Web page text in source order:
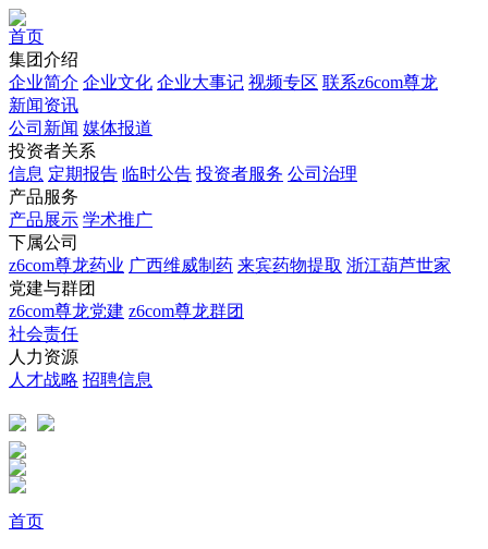
首页
集团介绍
企业简介 企业文化 企业⼤事记 视频专区 联系z6com尊龙
新闻资讯
公司新闻 媒体报道
投资者关系
信息 定期报告 临时公告 投资者服务 公司治理
产品服务
产品展示 学术推广
下属公司
z6com尊龙药业 广西维威制药 来宾药物提取 浙江葫芦世家
党建与群团
z6com尊龙党建 z6com尊龙群团
社会责任
人力资源
人才战略 招聘信息
首页